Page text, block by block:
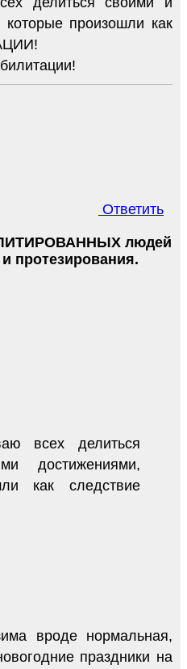
произошли как
Ответить
людей
протезирования.
всех делиться
достижениями,
как следствие
вроде нормальная,
праздники на